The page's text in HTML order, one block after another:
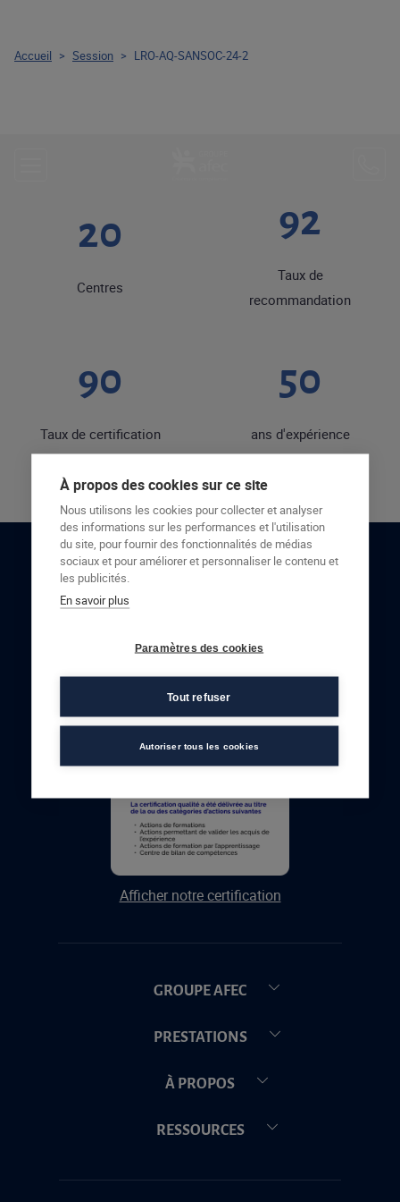
20
Centres
92
Taux de
recommandation
90
Taux de certification
50
ans d'expérience
RESTONS EN CONTACT
Afficher notre certification
GROUPE AFEC
PRESTATIONS
À PROPOS
RESSOURCES
Accueil > Session > LRO-AQ-SANSOC-24-2
À propos des cookies sur ce site
Nous utilisons les cookies pour collecter et analyser
des informations sur les performances et l'utilisation
du site, pour fournir des fonctionnalités de médias
sociaux et pour améliorer et personnaliser le contenu et
les publicités.
En savoir plus
Paramètres des cookies
Tout refuser
Autoriser tous les cookies